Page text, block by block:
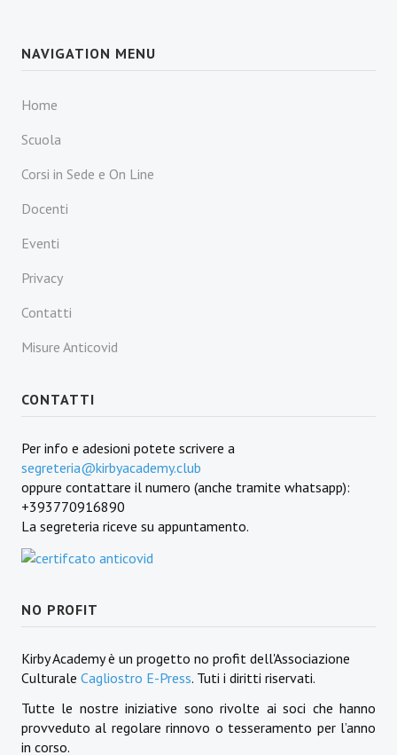
NAVIGATION MENU
Home
Scuola
Corsi in Sede e On Line
Docenti
Eventi
Privacy
Contatti
Misure Anticovid
CONTATTI
Per info e adesioni potete scrivere a
segreteria@kirbyacademy.club
oppure contattare il numero (anche tramite whatsapp):
+393770916890
La segreteria riceve su appuntamento.
NO PROFIT
Kirby Academy è un progetto no profit dell'Associazione
Culturale Cagliostro E-Press. Tuti i diritti riservati.
Tutte le nostre iniziative sono rivolte ai soci che hanno
provveduto al regolare rinnovo o tesseramento per l’anno
in corso.